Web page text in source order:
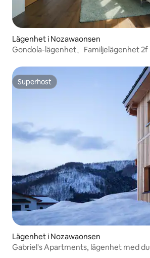
Lägenhet i Nozawaonsen
Gondola-lägenhet、Familjelägenhet 2f
Superhost
Superhost
Lägenhet i Nozawaonsen
Gabriel's Apartments, lägenhet med